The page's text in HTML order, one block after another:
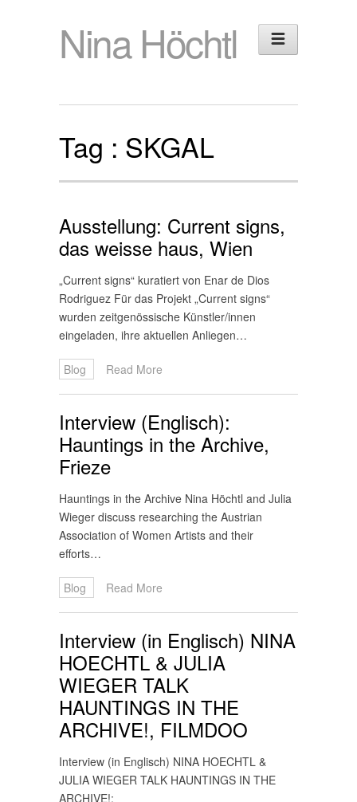
Nina Höchtl
Tag : SKGAL
Ausstellung: Current signs,
das weisse haus, Wien
„Current signs“ kuratiert von Enar de Dios
Rodriguez Für das Projekt „Current signs“
wurden zeitgenössische Künstler/innen
eingeladen, ihre aktuellen Anliegen…
Blog Read More
Interview (Englisch):
Hauntings in the Archive,
Frieze
Hauntings in the Archive Nina Höchtl and Julia
Wieger discuss researching the Austrian
Association of Women Artists and their
efforts…
Blog Read More
Interview (in Englisch) NINA
HOECHTL & JULIA
WIEGER TALK
HAUNTINGS IN THE
ARCHIVE!, FILMDOO
Interview (in Englisch) NINA HOECHTL &
JULIA WIEGER TALK HAUNTINGS IN THE
ARCHIVE!: